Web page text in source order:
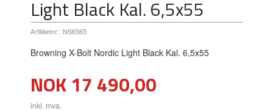
Light Black Kal. 6,5x55
Artikkelnr.: NS6565
Browning X-Bolt Nordic Light Black Kal. 6,5x55
Pris
NOK17 490,00
inkl. mva.